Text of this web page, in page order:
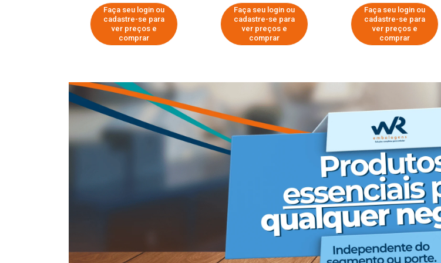
Faça seu login ou
cadastre-se para
ver preços e
comprar
Faça seu login ou
cadastre-se para
ver preços e
comprar
Faça seu login ou
cadastre-se para
ver preços e
comprar